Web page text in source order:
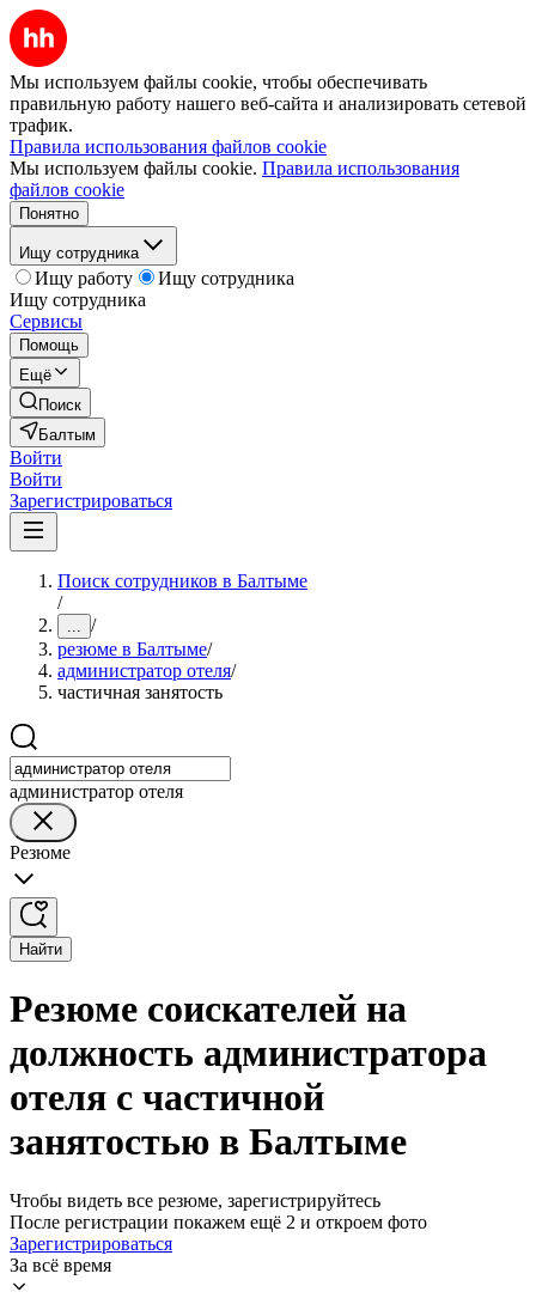
Мы используем файлы cookie, чтобы обеспечивать
правильную работу нашего веб-сайта и анализировать сетевой
трафик.
Правила использования файлов cookie
Мы используем файлы cookie. Правила использования
файлов cookie
Понятно
Ищу сотрудника
Ищу работу
Ищу сотрудника
Ищу сотрудника
Сервисы
Помощь
Ещё
Поиск
Балтым
Войти
Войти
Зарегистрироваться
Поиск сотрудников в Балтыме
/
... /
резюме в Балтыме/
администратор отеля/
частичная занятость
администратор отеля
Резюме
Найти
Резюме соискателей на
должность администратора
отеля с частичной
занятостью в Балтыме
Чтобы видеть все резюме, зарегистрируйтесь
После регистрации покажем ещё 2 и откроем фото
Зарегистрироваться
За всё время